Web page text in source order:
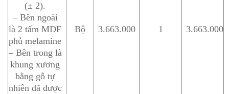
(± 2).
– Bên ngoài
là 2 tấm MDF
phủ melamine
– Bên trong là
khung xương
bằng gỗ tự
nhiên đã được
Bộ 3.663.000 1 3.663.000